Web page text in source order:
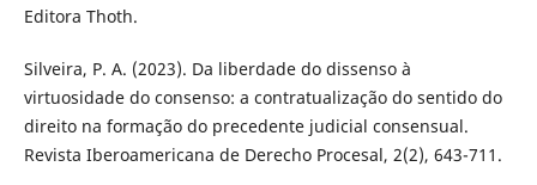
Editora Thoth.
Silveira, P. A. (2023). Da liberdade do dissenso à
virtuosidade do consenso: a contratualização do sentido do
direito na formação do precedente judicial consensual.
Revista Iberoamericana de Derecho Procesal, 2(2), 643-711.